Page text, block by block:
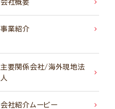
会社概要
事業紹介
主要関係会社/海外現地法
人
会社紹介ムービー